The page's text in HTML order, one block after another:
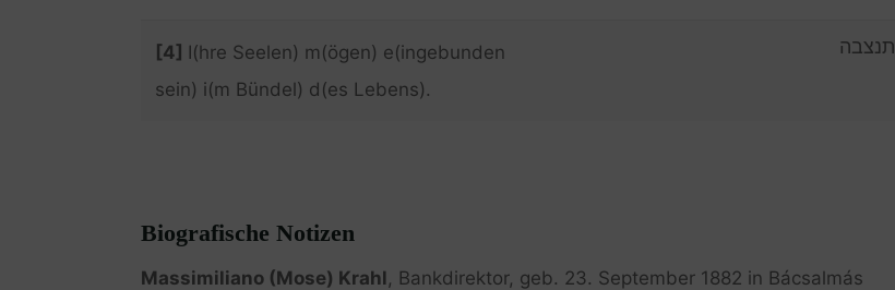
[4] I(hre Seelen) m(ögen) e(ingebunden
sein) i(m Bündel) d(es Lebens).
תנצבה
Biografische Notizen
Massimiliano (Mose) Krahl, Bankdirektor, geb. 23. September 1882 in Bácsalmás